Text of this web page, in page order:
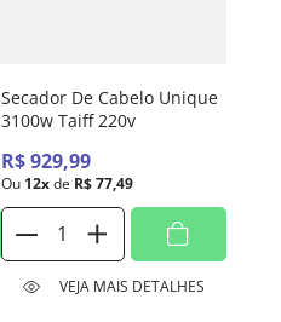
Secador De Cabelo Unique
3100w Taiff 220v
R$ 929,99
Ou 12x de R$ 77,49
VEJA MAIS DETALHES